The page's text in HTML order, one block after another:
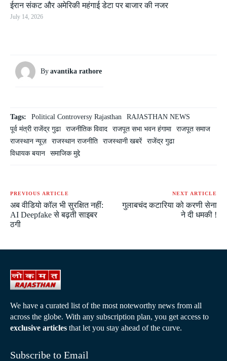
ईरान संकट और अमेरिकी महंगाई डेटा पर बाजार की नजर
July 14, 2026
By avantika rathore
Tags: Political Controversy Rajasthan
RAJASTHAN NEWS
पूर्व मंत्री राजेंद्र गुढा
राजनीतिक विवाद राजपूत सभा भवन हंगामा
राजपूत समाज
राजस्थान न्यूज़
राजस्थान राजनीति राजस्थानी खबरें
राजेंद्र गुढा
विधायक बयान
समाजिक मुद्दे
PREVIOUS ARTICLE
अब वीडियो कॉल भी सुरक्षित नहीं:
AI Deepfake से बढ़ती साइबर
ठगी
NEXT ARTICLE
गुलाबचंद कटारिया को करणी सेना
ने दी धमकी !
We have a curated list of the most noteworthy news from all
across the globe. With any subscription plan, you get access to
exclusive articles that let you stay ahead of the curve.
Subscribe to Email